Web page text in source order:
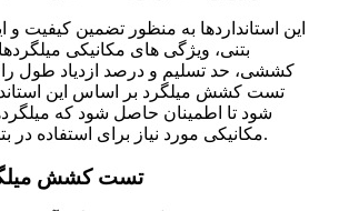
این استانداردها به منظور تضمین کیفیت و
بتنی، ویژگی های مکانیکی
کششی، حد تسلیم و درصد ازدیاد طول را
تست کشش میلگرد بر اساس این
شود تا اطمینان حاصل شود که
مکانیکی مورد نیاز برای استفاده در بتن مسلح هستند.
تست کشش